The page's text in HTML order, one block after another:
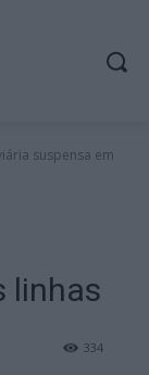
suspensa em
linhas
334